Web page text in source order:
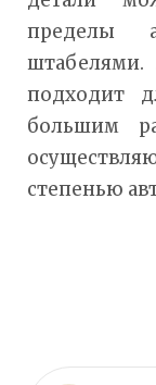
пределы
штабелями.
подходит
большим
степенью